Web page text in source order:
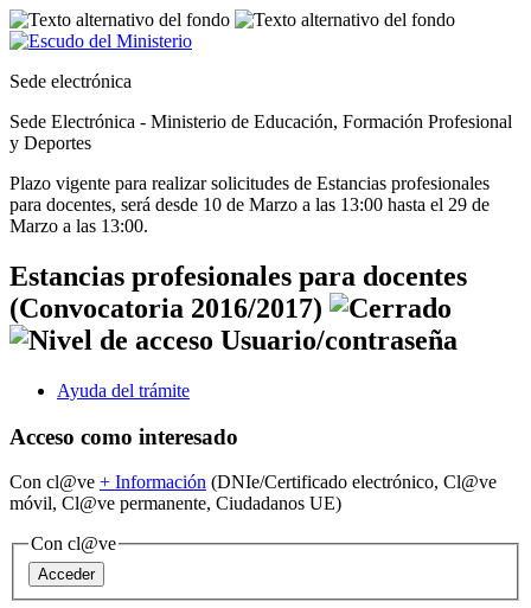
Sede electrónica
Sede Electrónica - Ministerio de Educación, Formación Profesional
y Deportes
Plazo vigente para realizar solicitudes de Estancias profesionales
para docentes, será desde 10 de Marzo a las 13:00 hasta el 29 de
Marzo a las 13:00.
Estancias profesionales para docentes
(Convocatoria 2016/2017)
Ayuda del trámite
Acceso como interesado
Con cl@ve + Información (DNIe/Certificado electrónico, Cl@ve
móvil, Cl@ve permanente, Ciudadanos UE)
Con cl@ve